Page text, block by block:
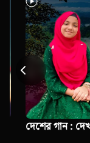
দেশের গান : দেখ